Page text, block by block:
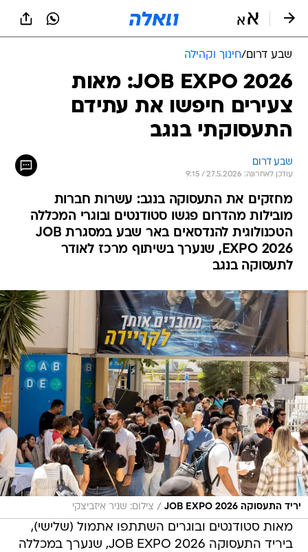
שבע דרום/חינוך וקהילה
JOB EXPO 2026: מאות
צעירים חיפשו את עתידם
התעסוקתי בנגב
שבע דרום
עודכן לאחרונה: 27.5.2026 / 9:15
מחזקים את התעסוקה בנגב: עשרות חברות
מובילות מהדרום פגשו סטודנטים ובוגרי המכללה
הטכנולוגית להנדסאים באר שבע במסגרת JOB
EXPO 2026, שנערך בשיתוף מרכז לאודר
לתעסוקה בנגב
יריד התעסוקה JOB EXPO 2026 / צילום: שניר איזביצקי
מאות סטודנטים ובוגרים השתתפו אתמול (שלישי),
ביריד התעסוקה JOB EXPO 2026, שנערך במכללה